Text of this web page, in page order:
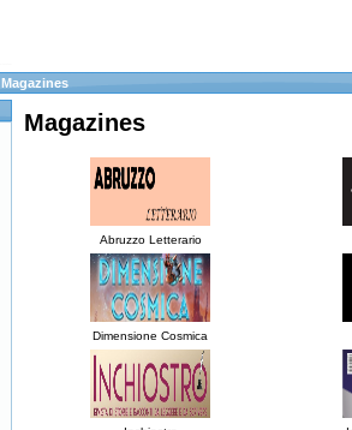
Magazines
Magazines
Abruzzo Letterario
Dimensione Cosmica